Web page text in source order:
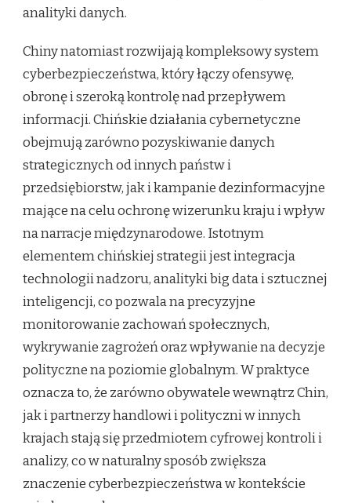
analityki danych.
Chiny natomiast rozwijają kompleksowy system
cyberbezpieczeństwa, który łączy ofensywę,
obronę i szeroką kontrolę nad przepływem
informacji. Chińskie działania cybernetyczne
obejmują zarówno pozyskiwanie danych
strategicznych od innych państw i
przedsiębiorstw, jak i kampanie dezinformacyjne
mające na celu ochronę wizerunku kraju i wpływ
na narracje międzynarodowe. Istotnym
elementem chińskiej strategii jest integracja
technologii nadzoru, analityki big data i sztucznej
inteligencji, co pozwala na precyzyjne
monitorowanie zachowań społecznych,
wykrywanie zagrożeń oraz wpływanie na decyzje
polityczne na poziomie globalnym. W praktyce
oznacza to, że zarówno obywatele wewnątrz Chin,
jak i partnerzy handlowi i polityczni w innych
krajach stają się przedmiotem cyfrowej kontroli i
analizy, co w naturalny sposób zwiększa
znaczenie cyberbezpieczeństwa w kontekście